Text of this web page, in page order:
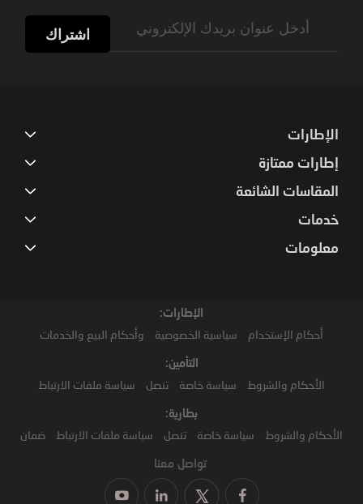
اشتراك
الإطارات
إطارات ممتازة
المقاسات الشائعة
خدمات
معلومات
الإطارات:
أحكام الإستخدام سياسية الخصوصية وأحكام البيع والخدمات
التأمين:
الأحكام والشروط سياسة خاصة تنصل سياسة ملفات الارتباط
بطارية:
الأحكام والشروط سياسة خاصة تنصل سياسة ملفات الارتباط ضمان
تواصل معنا